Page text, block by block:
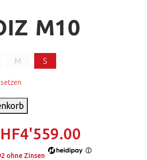
M10
M S
4'559.00
ohne Zinsen
ⓘ